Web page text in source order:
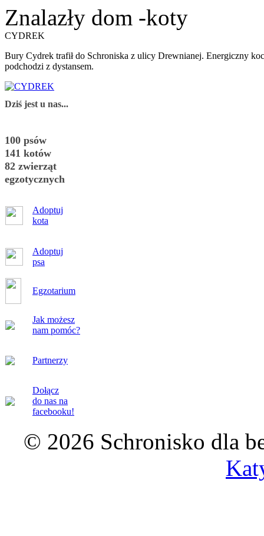
Znalazły dom -koty
CYDREK
Bury Cydrek trafił do Schroniska z ulicy Drewnianej. Energiczny
podchodzi z dystansem.
Dziś jest u nas...
100 psów
141 kotów
82 zwierząt
egzotycznych
Adoptuj
kota
Adoptuj
psa
Egzotarium
Jak możesz
nam pomóc?
Partnerzy
Dołącz
do nas na
facebooku!
© 2026 Schronisko dla